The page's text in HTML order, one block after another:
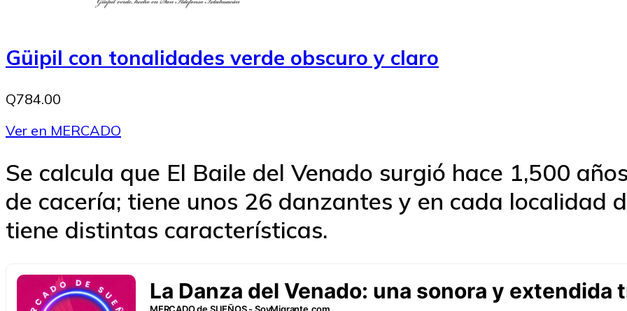
Güipil con tonalidades verde obscuro y claro
Q784.00
Ver en MERCADO
Se calcula que El Baile del Venado surgió hace 1,500
de cacería; tiene unos 26 danzantes y en cada localidad
tiene distintas características.